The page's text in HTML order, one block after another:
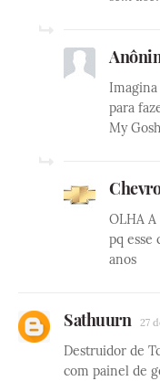
Imagina
para
My
OLHA
pq esse
anos
Sathuurn 27
Destruidor de
com painel de